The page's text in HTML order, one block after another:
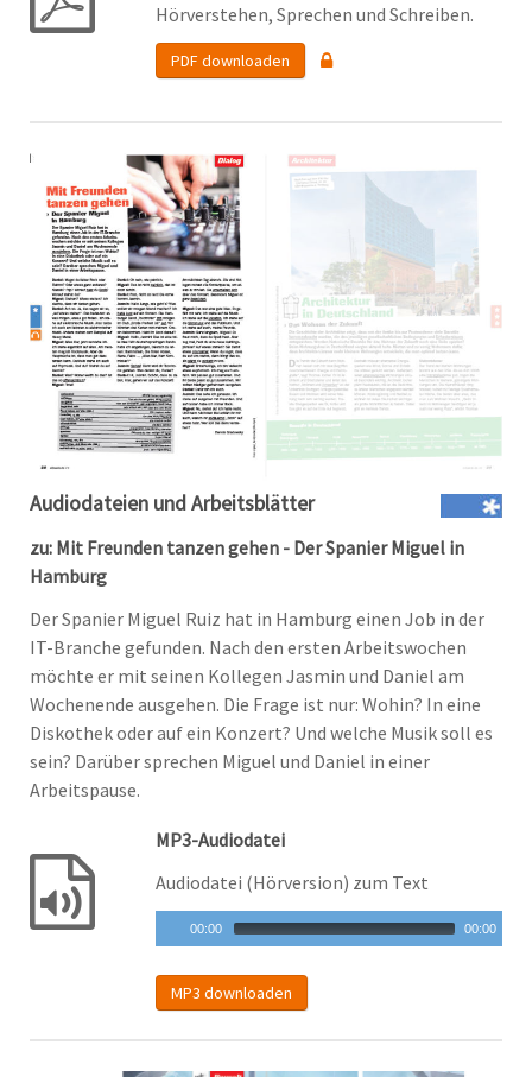
Hörverstehen, Sprechen und Schreiben.
PDF downloaden
Audiodateien und Arbeitsblätter
zu: Mit Freunden tanzen gehen - Der Spanier Miguel in
Hamburg
Der Spanier Miguel Ruiz hat in Hamburg einen Job in der
IT-Branche gefunden. Nach den ersten Arbeitswochen
möchte er mit seinen Kollegen Jasmin und Daniel am
Wochenende ausgehen. Die Frage ist nur: Wohin? In eine
Diskothek oder auf ein Konzert? Und welche Musik soll es
sein? Darüber sprechen Miguel und Daniel in einer
Arbeitspause.
MP3-Audiodatei
Audiodatei (Hörversion) zum Text
00:00 00:00
MP3 downloaden